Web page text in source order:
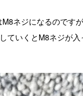
ネジになるのです
いくとM8ネジが